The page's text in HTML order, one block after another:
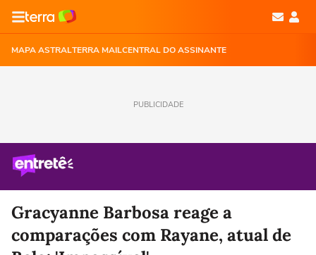
MAPA ASTRALTERRA MAILCENTRAL DO ASSINANTE
PUBLICIDADE
Gracyanne Barbosa reage a
comparações com Rayane, atual de